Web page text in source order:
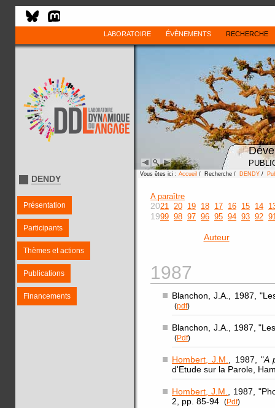
LABORATOIRE ÉVÈNEMENTS RECHERCHE
DENDY
Présentation
Participants
Thèmes et actions
Publications
Financements
Vous êtes ici : Accueil / Recherche / DENDY /
A paraître
2021 20 19 18 17 16 15 14
1999 98 97 96 95 94 93 92
Auteur
1987
Blanchon, J.A., 1987,
(pdf)
Blanchon, J.A., 1987,
(Pdf)
Hombert, J.M. , 1987, "A
d'Etude sur la Parole,
Hombert, J.M.
, 1987,
2, pp. 85-94
(Pdf)